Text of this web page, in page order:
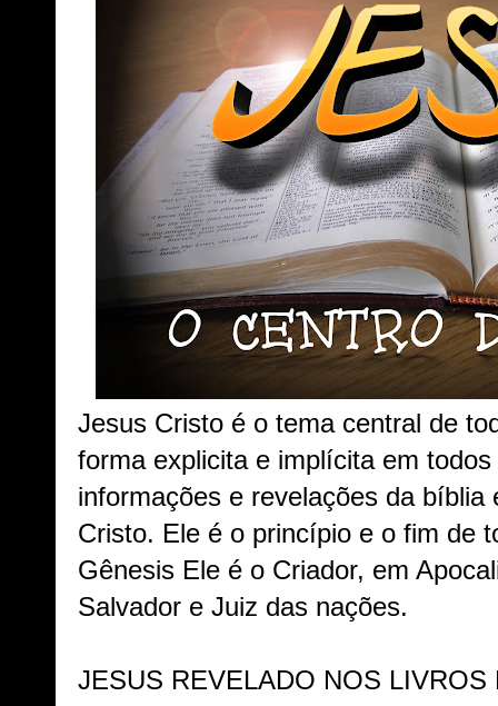
Jesus Cristo é o tema central de
forma explicita e implícita em
informações e revelações da bíblia
Cristo. Ele é o princípio e o fim de
Gênesis Ele é o Criador, em
Salvador e Juiz das nações.
JESUS REVELADO NOS LIVROS